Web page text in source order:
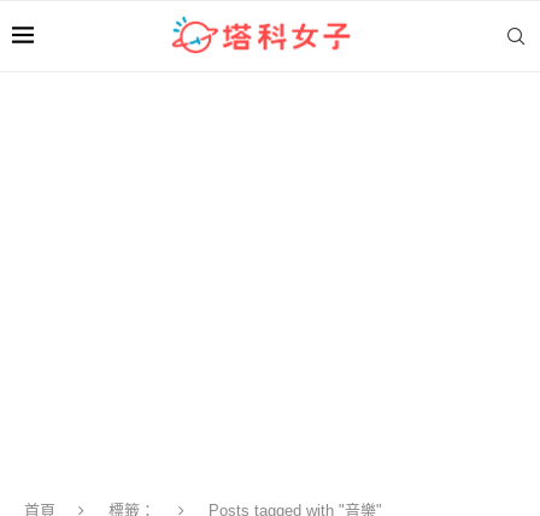
首頁 標籤： Posts tagged with "音樂"